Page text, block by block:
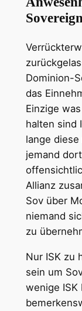
Dominion-
das
Einzige
halten sind
lange
jemand
Allianz
Sov über
niemand
zu
Nur ISK zu
sein um
wenige ISK